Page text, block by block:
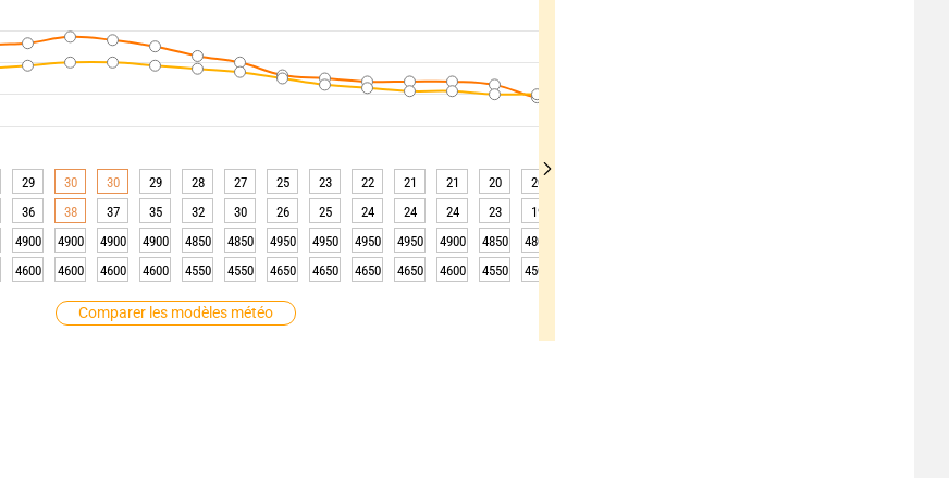
Comparer les modèles météo
29 30 30 29 28 27 25 23 22 21 21 20 20
36 38 37 35 32 30 26 25 24 24 24 23 19
4900 4900 4900 4900 4850 4850 4950 4950 4950 4950 4900 4850 4800
4600 4600 4600 4600 4550 4550 4650 4650 4650 4650 4600 4550 4500